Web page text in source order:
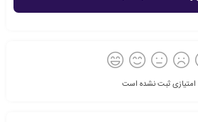
امتیازی ثبت نشده است